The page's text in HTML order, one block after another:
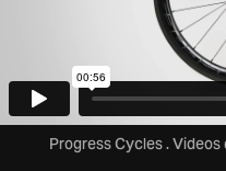
Progress Cycles .